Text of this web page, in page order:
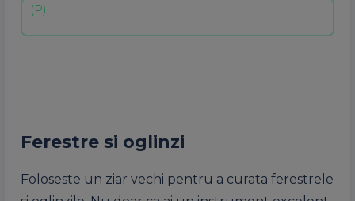
Ferestre si oglinzi
Foloseste un ziar vechi pentru a curata ferestrele